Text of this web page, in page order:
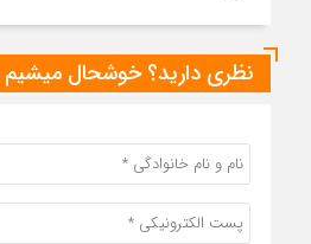
نظری دارید؟ خوشحال میشیم